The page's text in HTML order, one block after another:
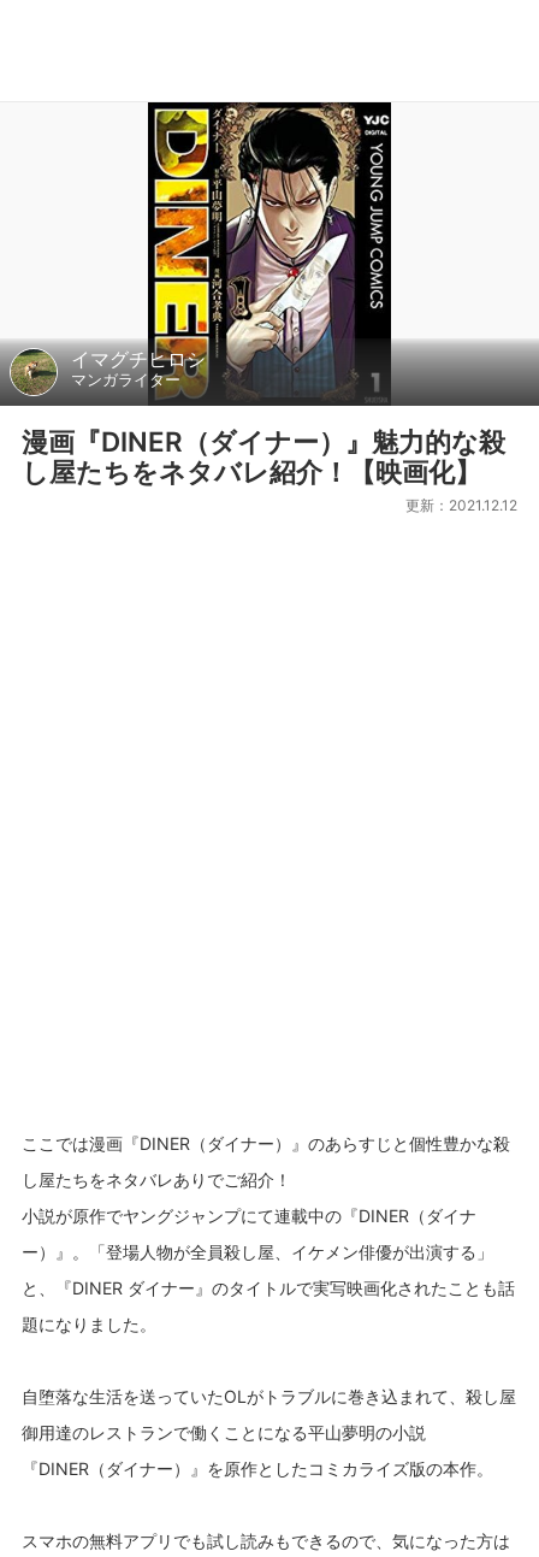
イマグチヒロシ
マンガライター
漫画『DINER（ダイナー）』魅力的な殺
し屋たちをネタバレ紹介！【映画化】
更新：2021.12.12
ここでは漫画『DINER（ダイナー）』のあらすじと個性豊かな殺
し屋たちをネタバレありでご紹介！
小説が原作でヤングジャンプにて連載中の『DINER（ダイナ
ー）』。「登場人物が全員殺し屋、イケメン俳優が出演する」
と、『DINER ダイナー』のタイトルで実写映画化されたことも話
題になりました。
自堕落な生活を送っていたOLがトラブルに巻き込まれて、殺し屋
御用達のレストランで働くことになる平山夢明の小説
『DINER（ダイナー）』を原作としたコミカライズ版の本作。
スマホの無料アプリでも試し読みもできるので、気になった方は